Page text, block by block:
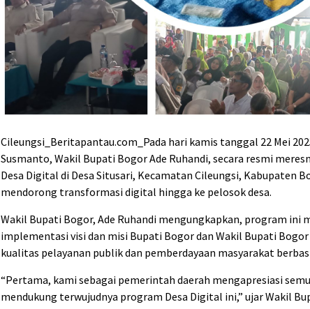
Cileungsi_Beritapantau.com_Pada hari kamis tanggal 22 Mei
Susmanto, Wakil Bupati Bogor Ade Ruhandi, secara resmi
Desa Digital di Desa Situsari, Kecamatan Cileungsi, Kabupaten
mendorong transformasi digital hingga ke pelosok desa.
Wakil Bupati Bogor, Ade Ruhandi mengungkapkan, program ini
implementasi visi dan misi Bupati Bogor dan Wakil Bupati
kualitas pelayanan publik dan pemberdayaan masyarakat
“Pertama, kami sebagai pemerintah daerah mengapresiasi
mendukung terwujudnya program Desa Digital ini,” ujar Wakil